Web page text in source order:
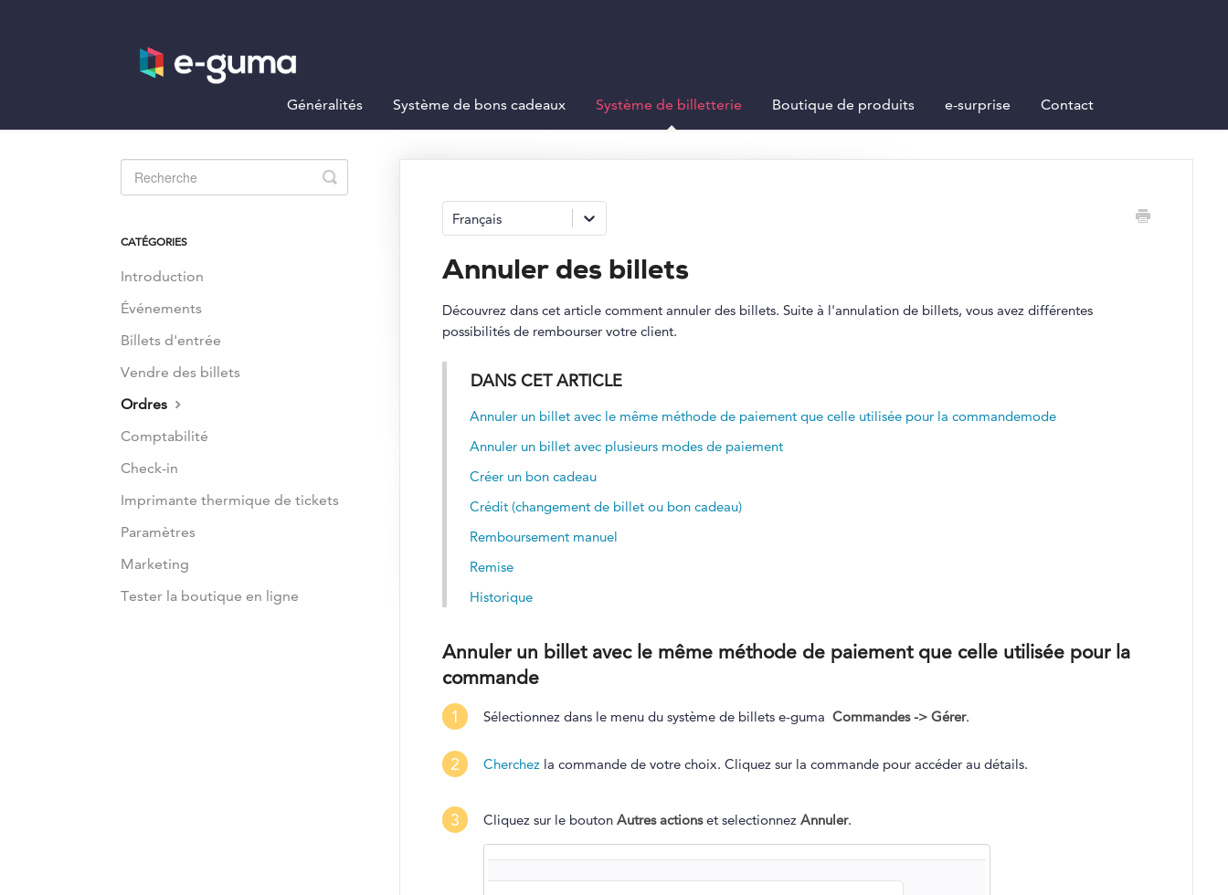
Généralités Système de bons cadeaux Système de billetterie Boutique de produits e-surprise Contact
Français
Annuler des billets
Découvrez dans cet article comment annuler des billets. Suite à l'annulation de billets, vous avez différentes
possibilités de rembourser votre client.
DANS CET ARTICLE
Annuler un billet avec le même méthode de paiement que celle utilisée pour la commandemode
Annuler un billet avec plusieurs modes de paiement
Créer un bon cadeau
Crédit (changement de billet ou bon cadeau)
Remboursement manuel
Remise
Historique
Annuler un billet avec le même méthode de paiement que celle utilisée pour la
commande
1 Sélectionnez dans le menu du système de billets e-guma Commandes -> Gérer.
2 Cherchezla commande de votre choix. Cliquez sur la commande pour accéder au détails.
3 Cliquez sur le bouton Autres actionset selectionnez Annuler.
Toggle
Search
CATÉGORIES
Introduction
Événements
Billets d'entrée
Vendre des billets
Ordres
Comptabilité
Check-in
Imprimante thermique de tickets
Paramètres
Marketing
Tester la boutique en ligne